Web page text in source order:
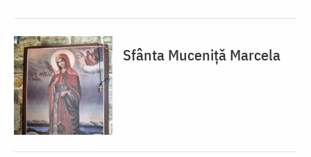
Sfânta Muceniță Marcela